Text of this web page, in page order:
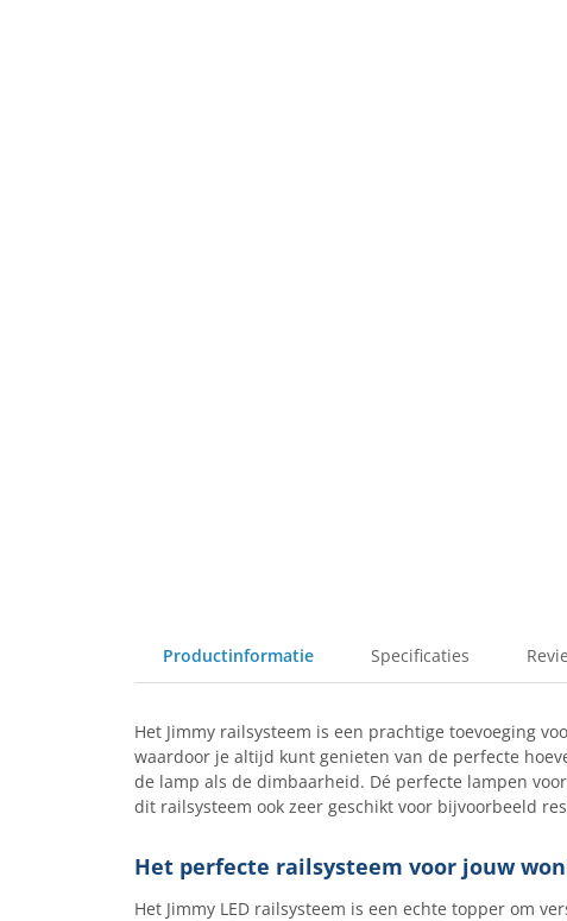
Productinformatie Specificaties
Het Jimmy railsysteem is een prachtige toevoeging
waardoor je altijd kunt genieten van de perfecte
de lamp als de dimbaarheid. Dé perfecte lampen
dit railsysteem ook zeer geschikt voor bijvoorbeeld
Het perfecte railsysteem voor jouw
Het Jimmy LED railsysteem is een echte topper om